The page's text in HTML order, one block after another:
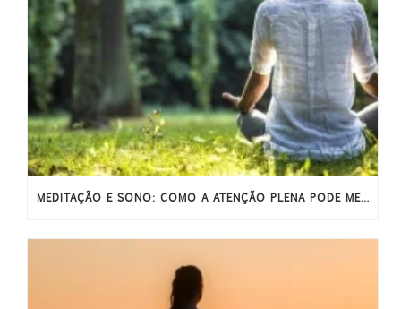
MEDITAÇÃO E SONO: COMO A ATENÇÃO PLENA PODE MELHORAR O SONO